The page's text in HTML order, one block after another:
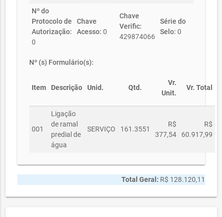
Nº do
Protocolo de
Autorização:
0
Chave
Acesso: 0
Chave
Verific:
429874066
Série do
Selo: 0
Nº (s) Formulário(s):
Item Descrição Unid. Qtd.
Vr.
Unit.
Vr. Total
001
Ligação
de ramal
predial de
água
SERVIÇO 161.3551
R$
377,54
R$
60.917,99
Total Geral: R$ 128.120,11